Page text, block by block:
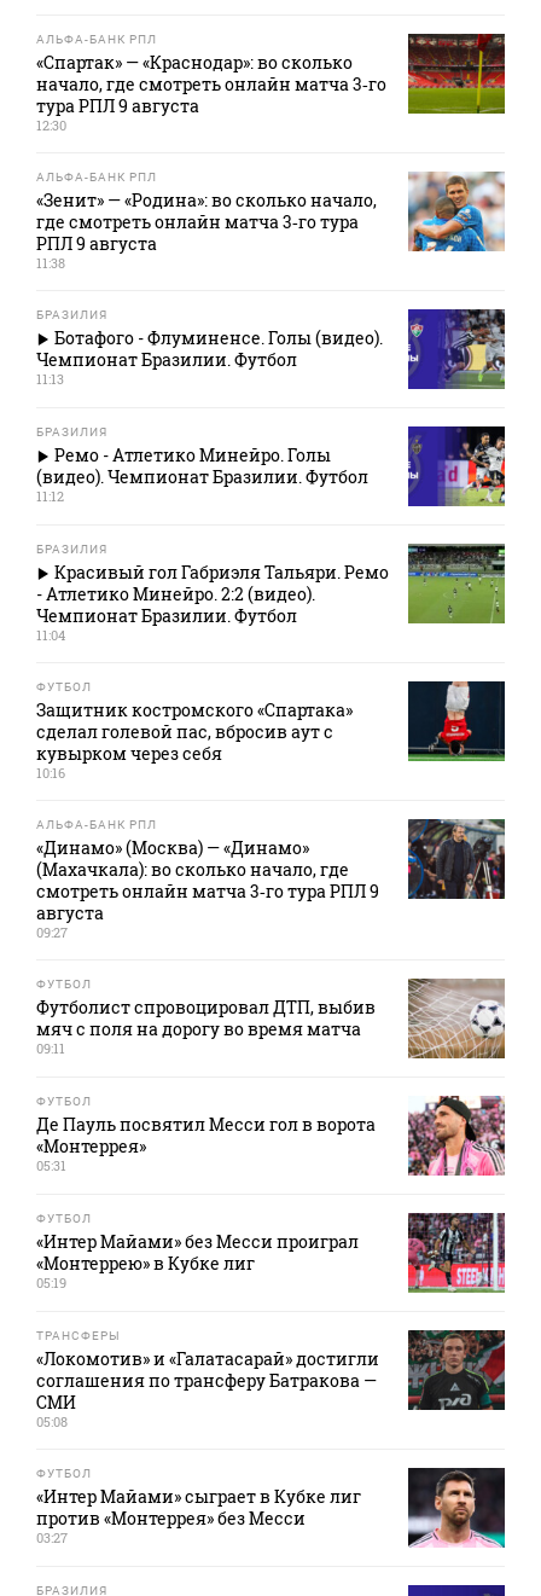
АЛЬФА-БАНК РПЛ
«Спартак» — «Краснодар»: во сколько
начало, где смотреть онлайн матча 3‑го
тура РПЛ 9 августа
12:30
АЛЬФА-БАНК РПЛ
«Зенит» — «Родина»: во сколько начало,
где смотреть онлайн матча 3‑го тура
РПЛ 9 августа
11:38
БРАЗИЛИЯ
Ботафого - Флуминенсе. Голы (видео).
Чемпионат Бразилии. Футбол
11:13
БРАЗИЛИЯ
Ремо - Атлетико Минейро. Голы
(видео). Чемпионат Бразилии. Футбол
11:12
БРАЗИЛИЯ
Красивый гол Габриэля Тальяри. Ремо
- Атлетико Минейро. 2:2 (видео).
Чемпионат Бразилии. Футбол
11:04
ФУТБОЛ
Защитник костромского «Спартака»
сделал голевой пас, вбросив аут с
кувырком через себя
10:16
АЛЬФА-БАНК РПЛ
«Динамо» (Москва) — «Динамо»
(Махачкала): во сколько начало, где
смотреть онлайн матча 3‑го тура РПЛ 9
августа
09:27
ФУТБОЛ
Футболист спровоцировал ДТП, выбив
мяч с поля на дорогу во время матча
09:11
ФУТБОЛ
Де Пауль посвятил Месси гол в ворота
«Монтеррея»
05:31
ФУТБОЛ
«Интер Майами» без Месси проиграл
«Монтеррею» в Кубке лиг
05:19
ТРАНСФЕРЫ
«Локомотив» и «Галатасарай» достигли
соглашения по трансферу Батракова —
СМИ
05:08
ФУТБОЛ
«Интер Майами» сыграет в Кубке лиг
против «Монтеррея» без Месси
03:27
БРАЗИЛИЯ